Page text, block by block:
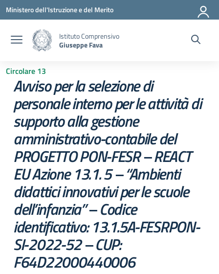
Vai ai contenuti
Vai al menu di navigazione
Vai al footer
Ministero dell'Istruzione e del Merito
Istituto Comprensivo
Giuseppe Fava
Circolare 13
Avviso per la selezione di
personale interno per le attività di
supporto alla gestione
amministrativo-contabile del
PROGETTO PON-FESR – REACT
EU Azione 13.1. 5 – “Ambienti
didattici innovativi per le scuole
dell’infanzia” – Codice
identificativo: 13.1.5A-FESRPON-
SI-2022-52 – CUP:
F64D22000440006